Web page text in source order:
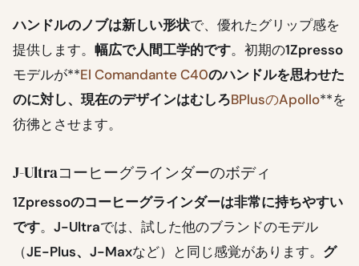
ハンドルのノブは新しい形状で、優れたグリップ感を
提供します。 幅広で人間工学的です。初期の1Zpresso
モデルが**El Comandante C40のハンドルを思わせた
のに対し、現在のデザインはむしろBPlusのApollo**を
彷彿とさせます。
J-Ultraコーヒーグラインダーのボディ
1Zpressoのコーヒーグラインダーは非常に持ちやすい
です。 J-Ultraでは、試した他のブランドのモデル
（JE-Plus、J-Maxなど）と同じ感覚があります。 グ